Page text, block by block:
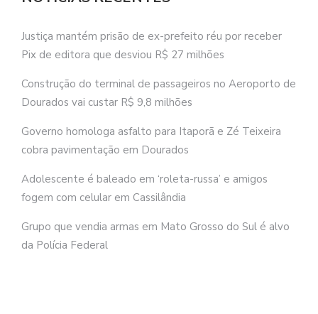
Justiça mantém prisão de ex-prefeito réu por receber
Pix de editora que desviou R$ 27 milhões
Construção do terminal de passageiros no Aeroporto de
Dourados vai custar R$ 9,8 milhões
Governo homologa asfalto para Itaporã e Zé Teixeira
cobra pavimentação em Dourados
Adolescente é baleado em ‘roleta-russa’ e amigos
fogem com celular em Cassilândia
Grupo que vendia armas em Mato Grosso do Sul é alvo
da Polícia Federal